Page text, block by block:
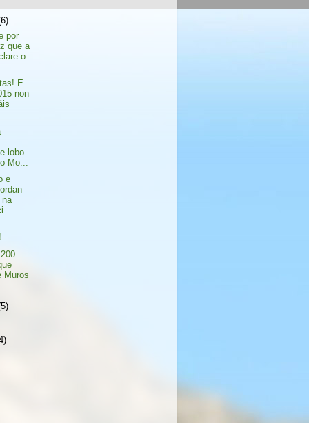
por
que a
o
E
non
lobo
Mo...
e
na
Muros